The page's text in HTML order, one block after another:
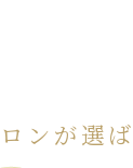
ンが選